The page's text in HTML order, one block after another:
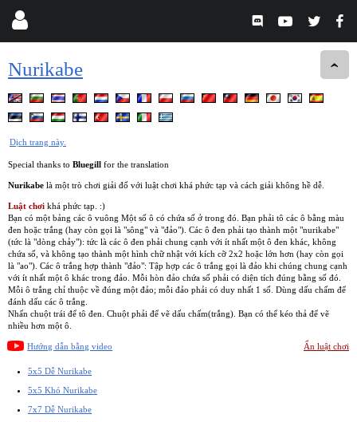
Nurikabe
Dịch trang này.
Special thanks to Bluegill for the translation
Nurikabe là một trò chơi giải đố với luật chơi khá phức tạp và cách giải không hề dễ.
Luật chơi khá phức tạp. :)
Bạn có một bảng các ô vuông Một số ô có chứa số ở trong đó. Bạn phải tô các ô bằng màu
đen hoặc trắng (hay còn gọi là "sông" và "đảo"). Các ô đen phải tạo thành một "nurikabe"
(tức là "dòng chảy"): tức là các ô đen phải chung cạnh với ít nhất một ô đen khác, không
chứa số, và không tạo thành một hình chữ nhật với kích cỡ 2x2 hoặc lớn hơn (hay còn gọi
là "ao"). Các ô trắng hợp thành "đảo": Tập hợp các ô trắng gọi là đảo khi chúng chung cạnh
với ít nhất một ô khác trong đảo. Mỗi hòn đảo chứa số phải có diện tích đúng bằng số đó.
Mỗi ô trắng chỉ thuộc về đúng một đảo; mỗi đảo phải có duy nhất 1 số. Dùng dấu chấm để
đánh dấu các ô trắng.
Nhấn chuột trái để tô đen. Chuột phải để vẽ dấu chấm(trắng). Bạn có thể kéo thả để vẽ
nhiều hơn một ô.
Hướng dẫn bằng video Ẩn luật chơi
5x5 Dễ Nurikabe
5x5 Khó Nurikabe
7x7 Dễ Nurikabe